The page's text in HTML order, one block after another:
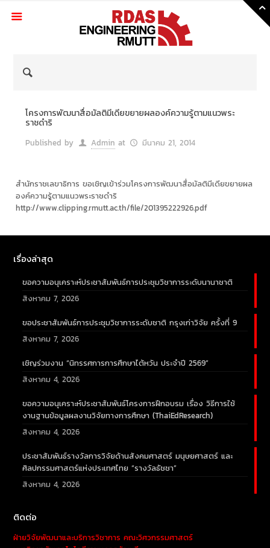
โครงการพัฒนาสื่อมัลติมีเดียขยายผลองค์ความรู้ตามแนวพระ
ราชดำริ
Published by Admin at มีนาคม 21, 2014
สำนักราชเลขาธิการ ขอเชิญเข้าร่วมโครงการพัฒนาสื่อมัลติมีเดียขยายผล
องค์ความรู้ตามแนวพระราชดำริ
http://www.clipping.rmutt.ac.th/file/201395222926.pdf
เรื่องล่าสุด
ขอความอนุเคราะห์ประชาสัมพันธ์การประชุมวิชาการระดับนานาชาติ
สิงหาคม 7, 2026
ขอประชาสัมพันธ์การประชุมวิชาการระดับชาติ กรุงเก่าวิจัย ครั้งที่ 9
สิงหาคม 7, 2026
เชิญร่วมงาน “นิทรรศการการศึกษาไต้หวัน ประจำปี 2569”
สิงหาคม 4, 2026
ขอความอนุเคราะห์ประชาสัมพันธ์โครงการฝึกอบรม เรื่อง วิธีการใช้
งานฐานข้อมูลผลงานวิจัยทางการศึกษา (ThaiEdResearch)
สิงหาคม 4, 2026
ประชาสัมพันธ์รางวัลการวิจัยด้านสังคมศาสตร์ มนุษยศาสตร์ และ
ศิลปกรรมศาสตร์แห่งประเทศไทย “รางวัลธัชชา”
สิงหาคม 4, 2026
ติดต่อ
ฝ่ายวิจัยพัฒนาและบริการวิชาการ คณะวิศวกรรมศาสตร์